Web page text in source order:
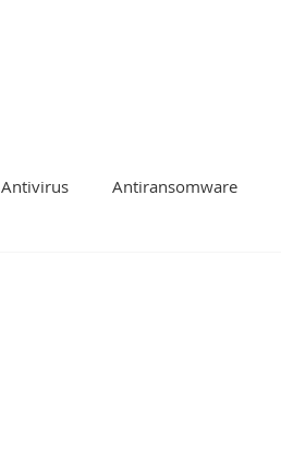
Antivirus Antiransomware